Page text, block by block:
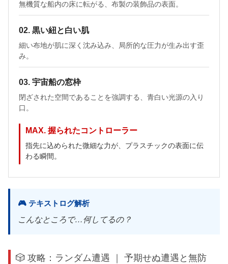
無機質な船内の床に転がる、布製の装飾品の表面。
02. 黒い紐と白い肌
細い布地が肌に深く沈み込み、局所的な圧力が生み出す歪
み。
03. 宇宙船の窓枠
閉ざされた空間であることを強調する、青白い光源の入り
口。
MAX. 握られたコントローラー
指先に込められた微細な力が、プラスチックの表面に伝
わる瞬間。
🎮 テキストログ解析
こんなところで…何してるの？
🎲 攻略：ランダム遭遇 ｜ 予期せぬ遭遇と無防